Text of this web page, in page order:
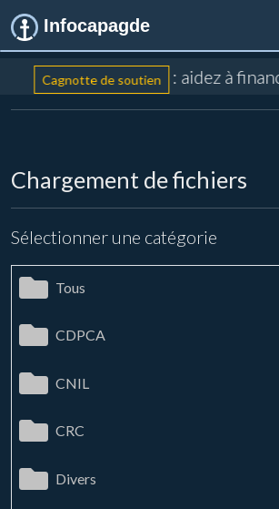
Infocapagde
Cagnotte de soutien : aidez à
Chargement de fichiers
Sélectionner une catégorie
Tous
CDPCA
CNIL
CRC
Divers